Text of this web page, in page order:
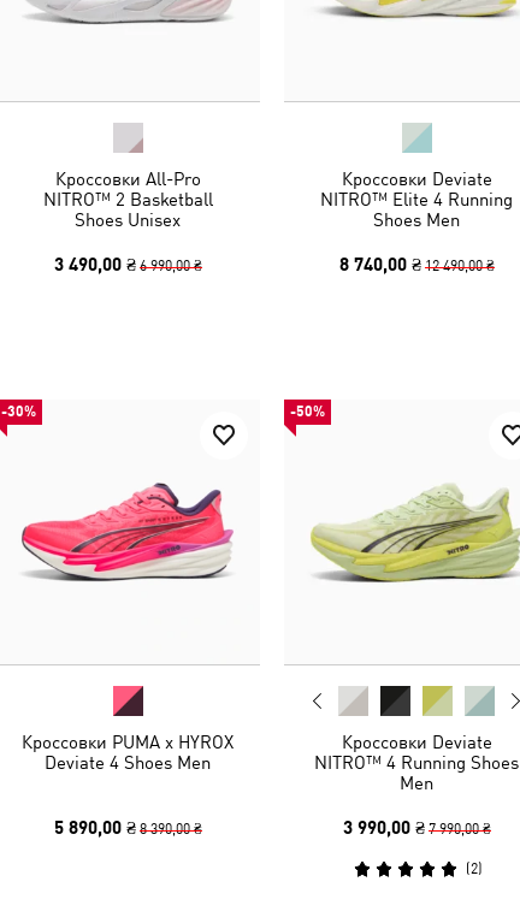
Кроссовки All-Pro
NITRO™ 2 Basketball
Shoes Unisex
3 490,00 ₴ 6 990,00 ₴
Кроссовки Deviate
NITRO™ Elite 4 Running
Shoes Men
8 740,00 ₴ 12 490,00 ₴
-30%
Кроссовки PUMA x HYROX
Deviate 4 Shoes Men
5 890,00 ₴ 8 390,00 ₴
-50%
Кроссовки Deviate
NITRO™ 4 Running Shoes
Men
3 990,00 ₴ 7 990,00 ₴
(2)